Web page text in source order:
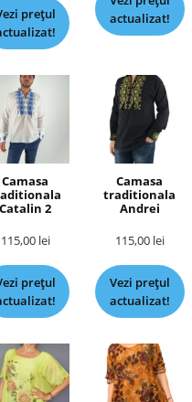
prețul
actualizat!
Camasa
Catalin 2
115,00 lei
prețul
Camasa
traditionala
Andrei
115,00 lei
Vezi prețul
actualizat!